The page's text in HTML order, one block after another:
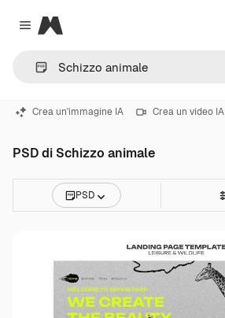
Close menu
Magnific
Crea un'immagine IA Crea un video IA
PSD di Schizzo animale
PSD